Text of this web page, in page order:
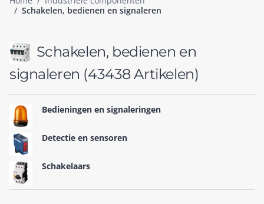
Schakelen, bedienen en signaleren
Schakelen, bedienen en
signaleren (43438 Artikelen)
Bedieningen en signaleringen
Detectie en sensoren
Schakelaars